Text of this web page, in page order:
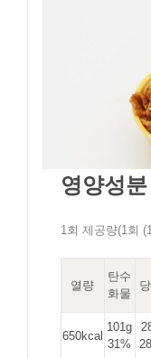
영양성분
1회 제공량(1회
열량
탄수
화물
650kcal
101g
31%